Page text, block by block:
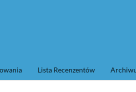
Lista Recenzentów